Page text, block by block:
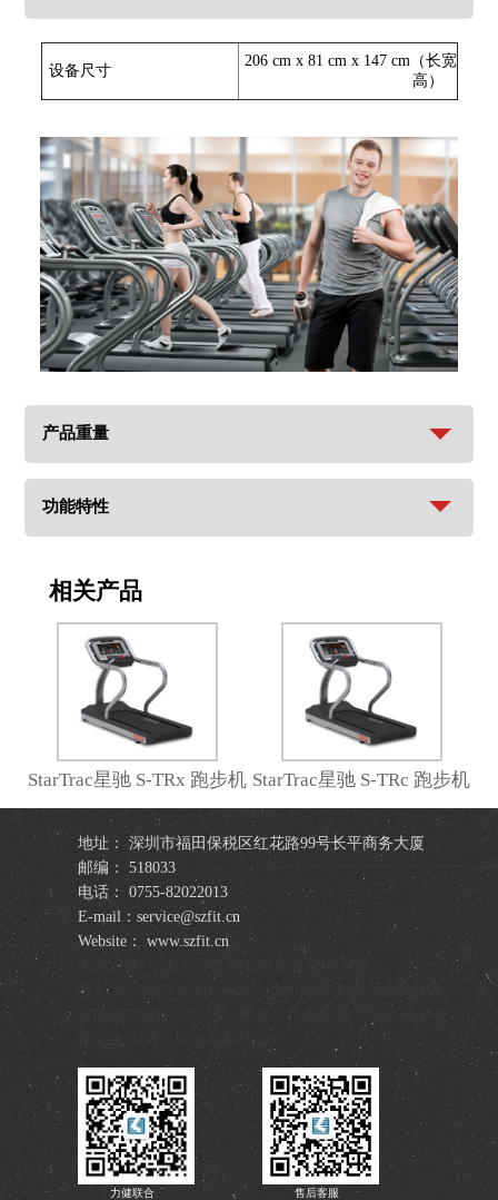
设备尺寸
206 cm x 81 cm x 147 cm（长宽
高）
产品重量
功能特性
相关产品
StarTrac星驰 S-TRx 跑步机 StarTrac星驰 S-TRc 跑步机
地址： 深圳市福田保税区红花路99号长平商务大厦
邮编： 518033
电话： 0755-82022013
E-mail：service@szfit.cn
Website： www.szfit.cn
美国力健|力健|力健官网|力健跑步机|力健器
械|Lifefitness|Lifefitness跑步机|力健健身器|力健健身器
材|赛佰斯|赛百斯|Cybex|赛佰斯跑步机|赛佰斯器械|赛佰
斯健身器|赛佰斯健身器材
力健联合 售后客服